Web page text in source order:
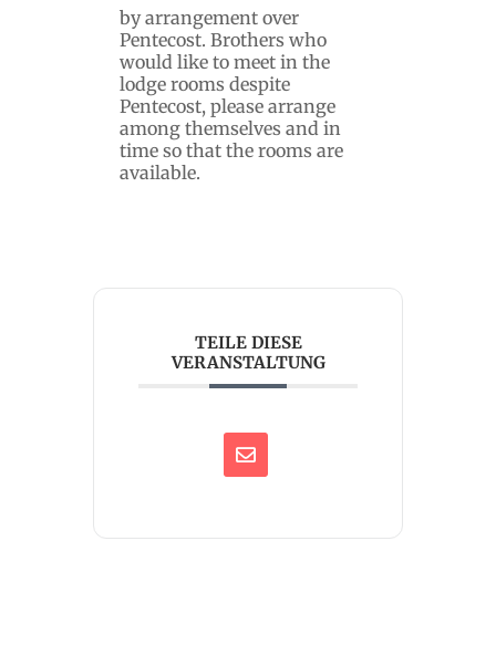
by arrangement over
Pentecost. Brothers who
would like to meet in the
lodge rooms despite
Pentecost, please arrange
among themselves and in
time so that the rooms are
available.
TEILE DIESE
VERANSTALTUNG